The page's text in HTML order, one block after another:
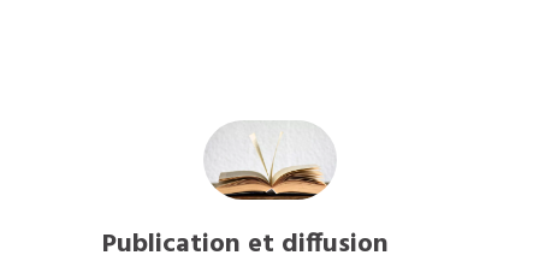
Publication et diffusion